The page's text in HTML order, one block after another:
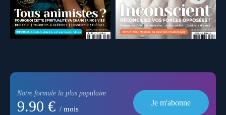
Notre formule la plus populaire
9.90 € / mois
Je m'abonne